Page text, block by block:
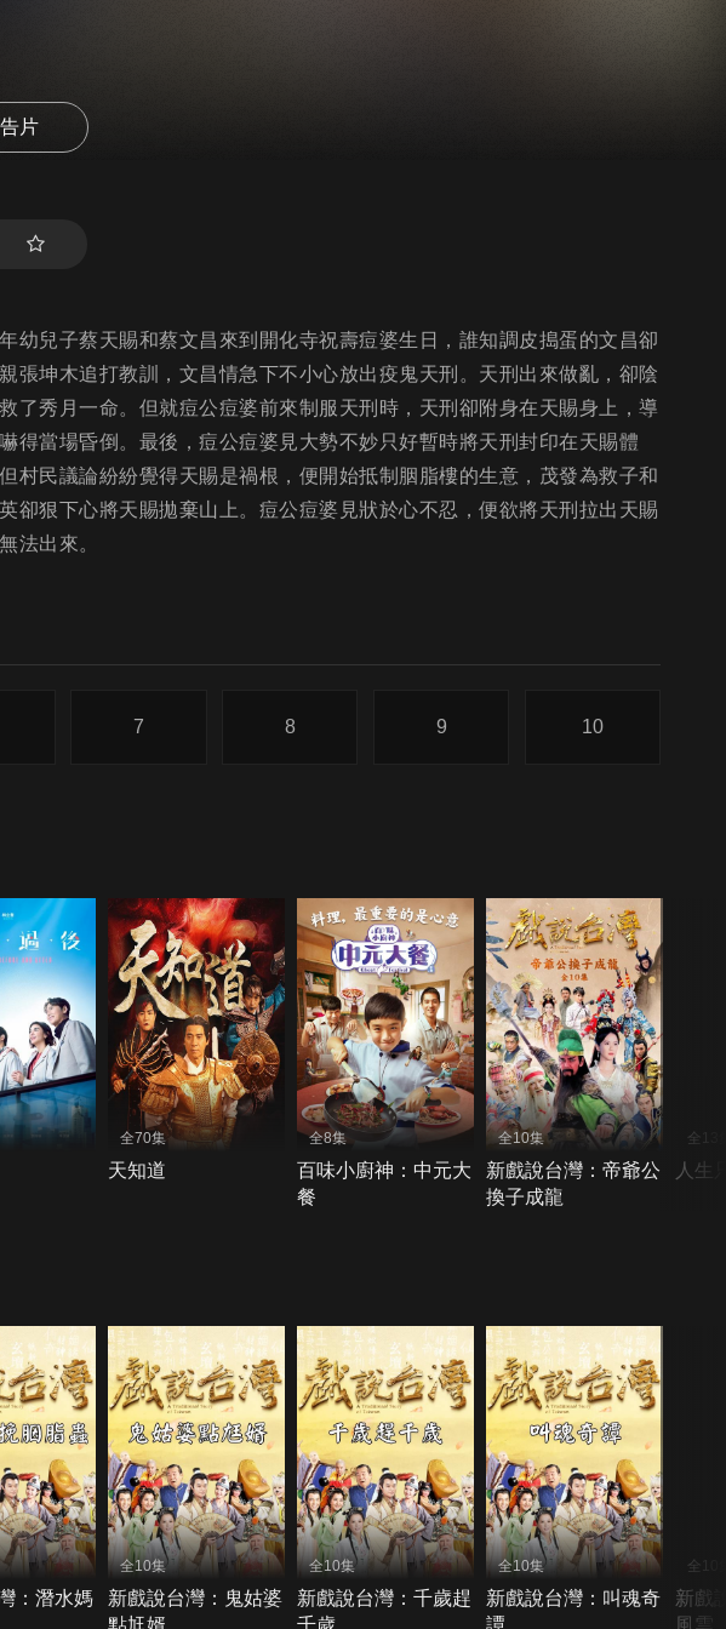
片
幼兒子蔡天賜和蔡文昌來到開化寺祝壽痘婆生日，誰知調皮搗蛋的文昌卻
張坤木追打教訓，文昌情急下不小心放出疫鬼天刑。天刑出來做亂，卻陰
了秀月一命。但就痘公痘婆前來制服天刑時，天刑卻附身在天賜身上，導
得當場昏倒。最後，痘公痘婆見大勢不妙只好暫時將天刑封印在天賜體
村民議論紛紛覺得天賜是禍根，便開始抵制胭脂樓的生意，茂發為救子和
卻狠下心將天賜拋棄山上。痘公痘婆見狀於心不忍，便欲將天刑拉出天賜
法出來。
7 8 9 10
全70集
天知道
全8集
百味小廚神：中元大
餐
全10集
新戲說台灣：帝爺公
換子成龍
全13
人生
：潛水媽
全10集
新戲說台灣：鬼姑婆
點尪婿
全10集
新戲說台灣：千歲趕
千歲
全10集
新戲說台灣：叫魂奇
譚
全10
新戲
風雲